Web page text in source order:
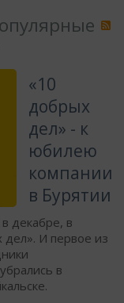
«10
добрых
дел» - к
юбилею
компании
в Бурятии
декабре, в
И первое из
в